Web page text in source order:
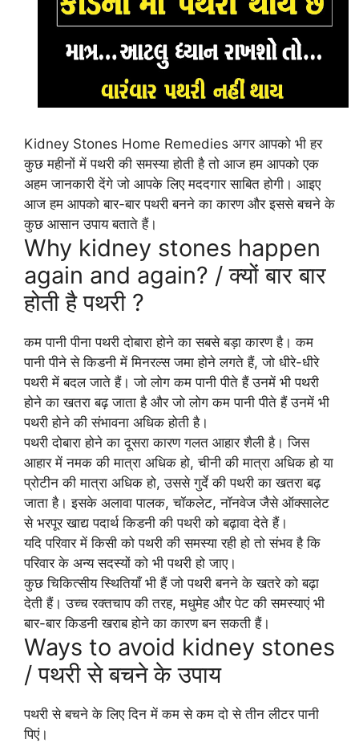
Kidney Stones Home Remedies अगर आपको भी हर
कुछ महीनों में पथरी की समस्या होती है तो आज हम आपको एक
अहम जानकारी देंगे जो आपके लिए मददगार साबित होगी। आइए
आज हम आपको बार-बार पथरी बनने का कारण और इससे बचने के
कुछ आसान उपाय बताते हैं।
Why kidney stones happen
again and again? / क्यों बार बार
होती है पथरी ?
कम पानी पीना पथरी दोबारा होने का सबसे बड़ा कारण है। कम
पानी पीने से किडनी में मिनरल्स जमा होने लगते हैं, जो धीरे-धीरे
पथरी में बदल जाते हैं। जो लोग कम पानी पीते हैं उनमें भी पथरी
होने का खतरा बढ़ जाता है और जो लोग कम पानी पीते हैं उनमें भी
पथरी होने की संभावना अधिक होती है।
पथरी दोबारा होने का दूसरा कारण गलत आहार शैली है। जिस
आहार में नमक की मात्रा अधिक हो, चीनी की मात्रा अधिक हो या
प्रोटीन की मात्रा अधिक हो, उससे गुर्दे की पथरी का खतरा बढ़
जाता है। इसके अलावा पालक, चॉकलेट, नॉनवेज जैसे ऑक्सालेट
से भरपूर खाद्य पदार्थ किडनी की पथरी को बढ़ावा देते हैं।
यदि परिवार में किसी को पथरी की समस्या रही हो तो संभव है कि
परिवार के अन्य सदस्यों को भी पथरी हो जाए।
कुछ चिकित्सीय स्थितियाँ भी हैं जो पथरी बनने के खतरे को बढ़ा
देती हैं। उच्च रक्तचाप की तरह, मधुमेह और पेट की समस्याएं भी
बार-बार किडनी खराब होने का कारण बन सकती हैं।
Ways to avoid kidney stones
/ पथरी से बचने के उपाय
पथरी से बचने के लिए दिन में कम से कम दो से तीन लीटर पानी
पिएं।